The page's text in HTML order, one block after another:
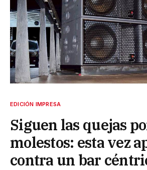
EDICIÓN IMPRESA
Siguen las quejas
molestos: esta vez
contra un bar